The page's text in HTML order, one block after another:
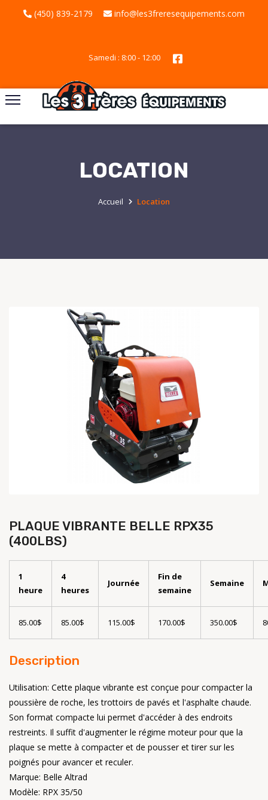
(450) 839-2179 info@les3freresequipements.com
Samedi : 8:00 - 12:00
LOCATION
Accueil Location
PLAQUE VIBRANTE BELLE RPX35
(400LBS)
1
heure
4
heures
Journée
Fin de
semaine
Semaine
85.00$ 85.00$ 115.00$ 170.00$ 350.00$
Description
Utilisation: Cette plaque vibrante est conçue pour compacter la
poussière de roche, les trottoirs de pavés et l'asphalte chaude.
Son format compacte lui permet d'accéder à des endroits
restreints. Il suffit d'augmenter le régime moteur pour que la
plaque se mette à compacter et de pousser et tirer sur les
poignés pour avancer et reculer.
Marque: Belle Altrad
Modèle: RPX 35/50